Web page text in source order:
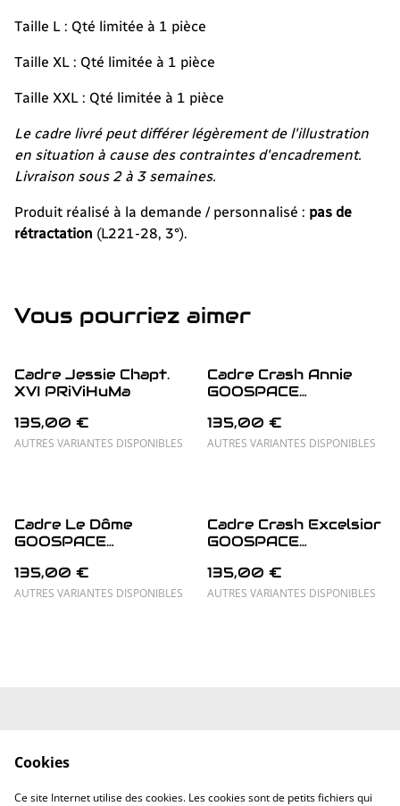
Taille L : Qté limitée à 1 pièce
Taille XL : Qté limitée à 1 pièce
Taille XXL : Qté limitée à 1 pièce
Le cadre livré peut différer légèrement de l'illustration
en situation à cause des contraintes d'encadrement.
Livraison sous 2 à 3 semaines.
Produit réalisé à la demande / personnalisé : pas de
rétractation (L221-28, 3°).
Vous pourriez aimer
Cadre Jessie Chapt.
XVI PRiViHuMa
135,00 €
AUTRES VARIANTES DISPONIBLES
Cadre Crash Annie
GOOSPACE
135,00 €
AUTRES VARIANTES DISPONIBLES
Cadre Le Dôme
GOOSPACE
135,00 €
AUTRES VARIANTES DISPONIBLES
Cadre Crash Excelsior
GOOSPACE
135,00 €
AUTRES VARIANTES DISPONIBLES
confidentialité
cookies
Cookies
Ce site Internet utilise des cookies. Les cookies sont de petits fichiers qui